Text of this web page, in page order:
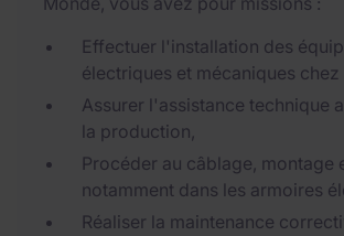
Effectuer l'installation des
électriques et mécaniques chez
Assurer l'assistance technique
la production,
Procéder au câblage, montage
notamment dans les armoires
Réaliser la maintenance